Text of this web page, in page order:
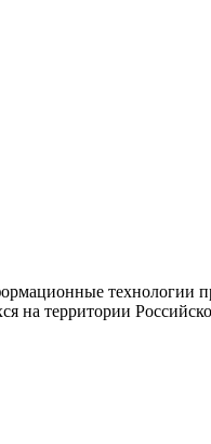
технологии
на территории